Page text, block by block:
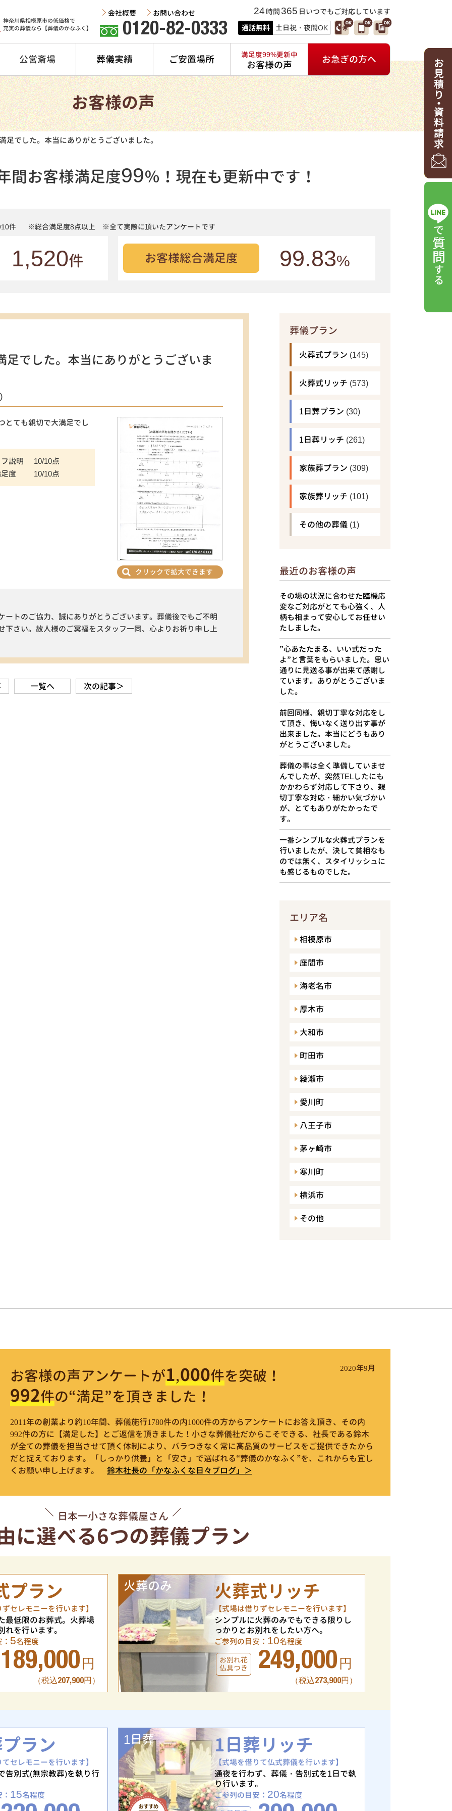
神奈川県相模原市の低価格で
充実の葬儀なら【葬儀のかなふく】
0120-82-0333
24 時間365 日いつでもご対応しています
通話無料 土日祝・夜間OK
会社概要 お問い合わせ
公営斎場 葬儀実績 ご安置場所 満足度99%更新中
お客様の声 お急ぎの方へ
お客様の声
足でした。本当にありがとうございました。
間お客様満足度99％！ 現在も更新中です！
件 ※総合満足度8点以上 ※全て実際に頂いたアンケートです
1,520件 お客様総合満足度 99.83%
でした。本当にありがとうございま
とても親切で大満足でし
説明
10/10点
度
10/10点
クリックで拡大できます
ートのご協力、誠にありがとうございます。葬儀後でもご不明
下さい。故人様のご冥福をスタッフ一同、心よりお祈り申し上
一覧へ 次の記事＞
葬儀プラン
火葬式プラン (145)
火葬式リッチ (573)
1日葬プラン (30)
1日葬リッチ (261)
家族葬プラン (309)
家族葬リッチ (101)
その他の葬儀 (1)
最近のお客様の声
その場の状況に合わせた臨機応
変なご対応がとても心強く、人
柄も相まって安心してお任せい
たしました。
”心あたたまる、いい式だった
よ”と言葉をもらいました。思い
通りに見送る事が出来て感謝し
ています。ありがとうございま
した。
前回同様、親切丁寧な対応をし
て頂き、悔いなく送り出す事が
出来ました。本当にどうもあり
がとうございました。
葬儀の事は全く準備していませ
んでしたが、突然TELしたにも
かかわらず対応して下さり、親
切丁寧な対応・細かい気づかい
が、とてもありがたかったで
す。
一番シンプルな火葬式プランを
行いましたが、決して貧相なも
のでは無く、スタイリッシュに
も感じるものでした。
エリア名
相模原市
座間市
海老名市
厚木市
大和市
町田市
綾瀬市
愛川町
八王子市
茅ヶ崎市
寒川町
横浜市
その他
お客様の声アンケートが1,000件を突破！
992件の“満足”を頂きました！
2020年9月
2011年の創業より約10年間、葬儀施行1780件の内1000件の方からアンケートにお答え頂き、その内
992件の方に【満足した】とご返信を頂きました！小さな葬儀社だからこそできる、社長である鈴木
が全ての葬儀を担当させて頂く体制により、バラつきなく常に高品質のサービスをご提供できたから
だと捉えております。「しっかり供養」と「安さ」で選ばれる“葬儀のかなふく”を、これからも宜し
くお願い申し上げます。
鈴木社長の「かなふくな日々ブログ」＞
日本一小さな葬儀屋さん
に選べる6つの葬儀プラン
プラン
セレモニーを行います】
最低限のお葬式。火葬場
れを行います。
5名程度
189,000 円
（税込207,900円）
火葬のみ 火葬式リッチ
【式場は借りずセレモニーを行います】
シンプルに火葬のみでもできる限りし
っかりとお別れをしたい方へ。
ご参列の目安： 10名程度
お別れ花
仏具つき
249,000 円
（税込273,900円）
ラン
セレモニーを行います】
告別式(無宗教葬)を執り行
15名程度
1日葬 1日葬リッチ
【式場を借りて仏式葬儀を行います】
通夜を行わず、葬儀・告別式を1日で執
り行います。
ご参列の目安： 20名程度